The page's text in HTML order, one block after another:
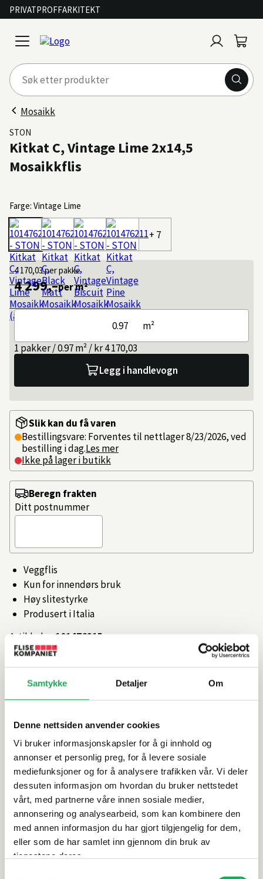
Samtykke Detaljer Om
Denne nettsiden anvender cookies
Vi bruker informasjonskapsler for å gi innhold og
annonser et personlig preg, for å levere sosiale
mediefunksjoner og for å analysere trafikken vår. Vi deler
dessuten informasjon om hvordan du bruker nettstedet
vårt, med partnerne våre innen sosiale medier,
annonsering og analysearbeid, som kan kombinere den
med annen informasjon du har gjort tilgjengelig for dem,
eller som de har samlet inn gjennom din bruk av
tjenestene deres.
PRIVATPROFFARKITEKT
open
menu
inn
Mosaikk
STON
Kitkat C, Vintage Lime 2x14,5
Mosaikkflis
Farge: Vintage Lime
+ 7
4 170,03per pakke
4 299,–per m²
m²
1 pakker / 0.97 m² / kr 4 170,03
Legg i handlevogn
Slik kan du få varen
Bestillingsvare: Forventes til nettlager 8/23/2026, ved
bestilling i dag.Les mer
Ikke på lager i butikk
Veggflis
Kun for innendørs bruk
Høy slitestyrke
Produsert i Italia
Artikkelnr.101476215
Beregn frakten
Ditt postnummer
Produktinformasjon
Rengjøring og vedlikehold
Leveringsinformasjon
Dokumentasjon